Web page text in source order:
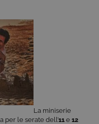
La miniserie
per le serate dell’11 e 12